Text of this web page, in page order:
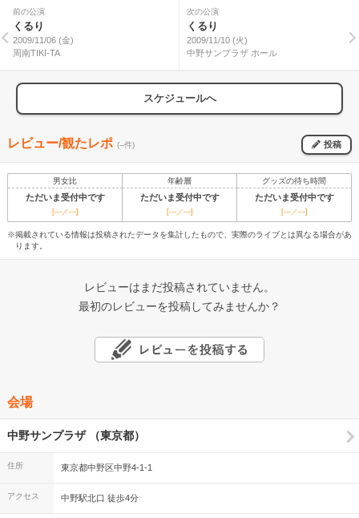
前の公演
くるり
2009/11/06 (金)
周南TIKI-TA
次の公演
くるり
2009/11/10 (火)
中野サンプラザ ホール
スケジュールへ
レビュー/観たレポ (--件) 投稿
男女比 年齢層 グッズの待ち時間
ただいま受付中です ただいま受付中です ただいま受付中です
[---／---] [---／---] [---／---]
※掲載されている情報は投稿されたデータを集計したもので、実際のライブとは異なる場合があ
ります。
レビューはまだ投稿されていません。
最初のレビューを投稿してみませんか？
会場
中野サンプラザ （東京都）
住所 東京都中野区中野4-1-1
アクセス 中野駅北口 徒歩4分